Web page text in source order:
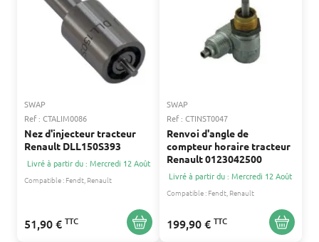
SWAP
Ref : CTALIM0086
Nez d'injecteur tracteur
Renault DLL150S393
Livré à partir du : Mercredi 12 Août
Compatible : Fendt Renault
51,90 € TTC
SWAP
Ref : CTINST0047
Renvoi d'angle de
compteur horaire tracteur
Renault 0123042500
Livré à partir du : Mercredi 12 Août
Compatible : Fendt Renault
199,90 € TTC